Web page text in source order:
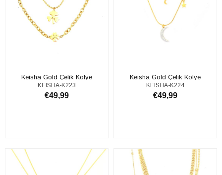
Keisha Gold Çelik Kolye
KEISHA-K223
€49,99
Keisha Gold Çelik Kolye
KEISHA-K224
€49,99